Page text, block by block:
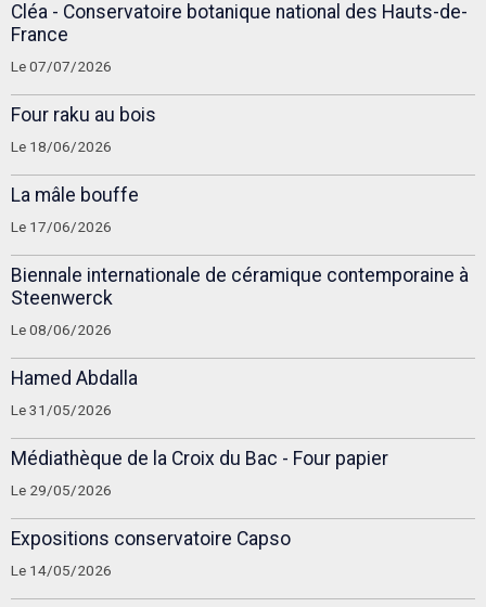
Cléa - Conservatoire botanique national des Hauts-de-
France
Le 07/07/2026
Four raku au bois
Le 18/06/2026
La mâle bouffe
Le 17/06/2026
Biennale internationale de céramique contemporaine à
Steenwerck
Le 08/06/2026
Hamed Abdalla
Le 31/05/2026
Médiathèque de la Croix du Bac - Four papier
Le 29/05/2026
Expositions conservatoire Capso
Le 14/05/2026